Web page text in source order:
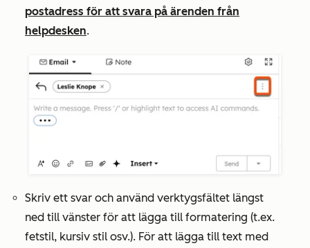
postadress för att svara på ärenden från
helpdesken.
Skriv ett svar och använd verktygsfältet längst
ned till vänster för att lägga till formatering (t.ex.
fetstil, kursiv stil osv.). För att lägga till text med